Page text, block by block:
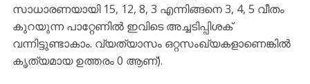
സാധാരണയായി 15, 12, 8, 3 എന്നിങ്ങനെ 3, 4, 5 വീതം
കുറയുന്ന പാറ്റേണിൽ ഇവിടെ അച്ചടിപ്പിശക്
വന്നിട്ടുണ്ടാകാം. വ്യത്യാസം ഒറ്റസംഖ്യകളാണെങ്കിൽ
കൃത്യമായ ഉത്തരം 0 ആണ്).